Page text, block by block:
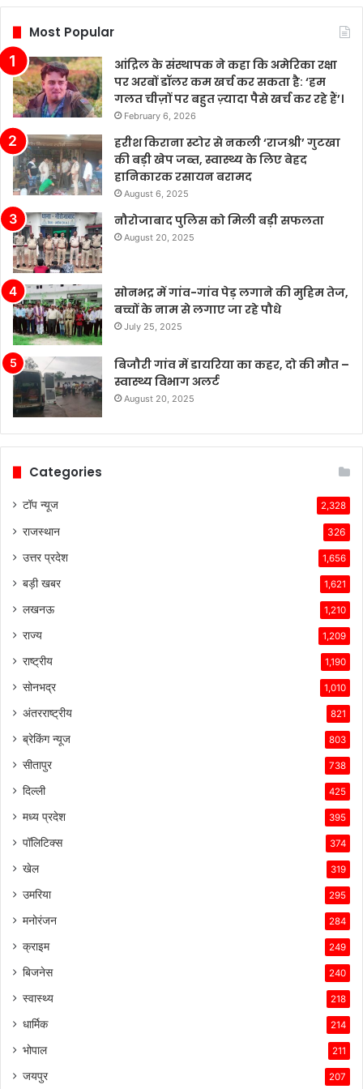
जो
तीन
वर्षों
में
दूसरी
नेतृत्व
परिवर्तन
है।
Most Popular
आंद्रिल के संस्थापक ने कहा कि अमेरिका रक्षा
पर अरबों डॉलर कम खर्च कर सकता है: ‘हम
गलत चीज़ों पर बहुत ज़्यादा पैसे खर्च कर रहे हैं’।
February 6, 2026
हरीश किराना स्टोर से नकली ‘राजश्री’ गुटखा
की बड़ी खेप जब्त, स्वास्थ्य के लिए बेहद
हानिकारक रसायन बरामद
August 6, 2025
नौरोजाबाद पुलिस को मिली बड़ी सफलता
August 20, 2025
सोनभद्र में गांव-गांव पेड़ लगाने की मुहिम तेज,
बच्चों के नाम से लगाए जा रहे पौधे
July 25, 2025
बिजौरी गांव में डायरिया का कहर, दो की मौत –
स्वास्थ्य विभाग अलर्ट
August 20, 2025
Categories
टॉप न्यूज 2,328
राजस्थान 326
उत्तर प्रदेश 1,656
बड़ी खबर 1,621
लखनऊ 1,210
राज्य 1,209
राष्ट्रीय 1,190
सोनभद्र 1,010
अंतरराष्ट्रीय 821
ब्रेकिंग न्यूज 803
सीतापुर 738
दिल्ली 425
मध्य प्रदेश 395
पॉलिटिक्स 374
खेल 319
उमरिया 295
मनोरंजन 284
क्राइम 249
बिजनेस 240
स्वास्थ्य 218
धार्मिक 214
भोपाल 211
जयपुर 207